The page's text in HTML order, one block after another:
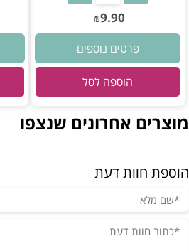
₪9.90
פרטים נוספים
הוספה לסל
מוצרים אחרונים שנצפו
הוספת חוות דעת